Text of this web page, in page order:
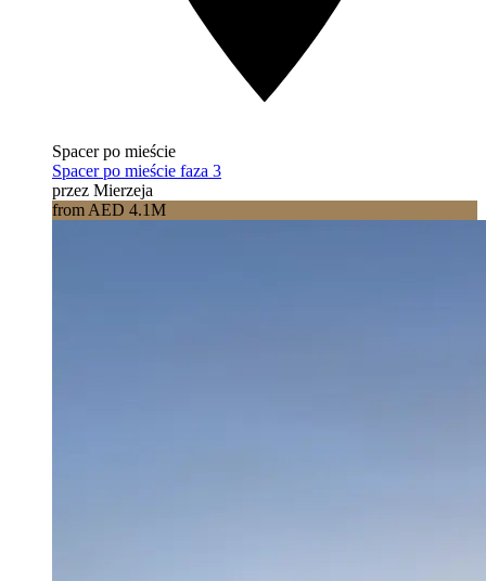
Spacer po mieście
Spacer po mieście faza 3
przez Mierzeja
from AED 4.1M